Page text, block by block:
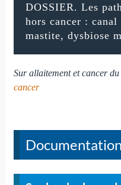
DOSSIER. Les
hors cancer :
mastite, dysbiose
Sur allaitement et cancer
cancer
Documentation